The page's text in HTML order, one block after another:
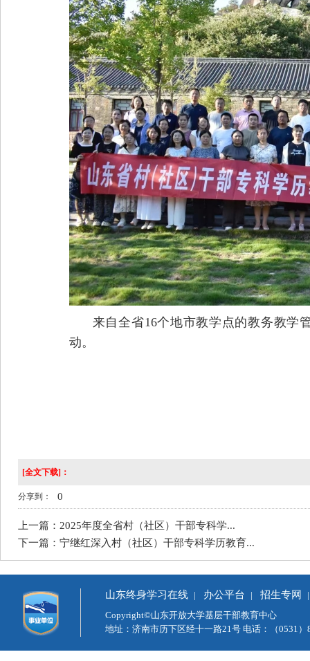
来自全省16个地市教学点的教务教学
动。
[全文下载]：
分享到： 0
上一篇： 2025年度全省村（社区）干部专科学...
下一篇： 宁继红深入村（社区）干部专科学历教育...
山东终身学习在线 | 办公平台 | 招生专网
|
Copyright©山东开放大学基层干部教育中心
地址：济南市历下区经十一路21号 电话：（0531）